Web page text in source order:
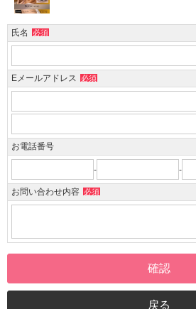
氏名 必須
Eメールアドレス 必須
お電話番号
- -
お問い合わせ内容 必須